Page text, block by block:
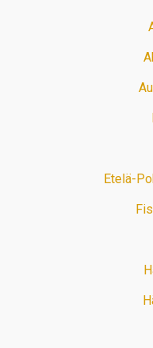
Etelä-